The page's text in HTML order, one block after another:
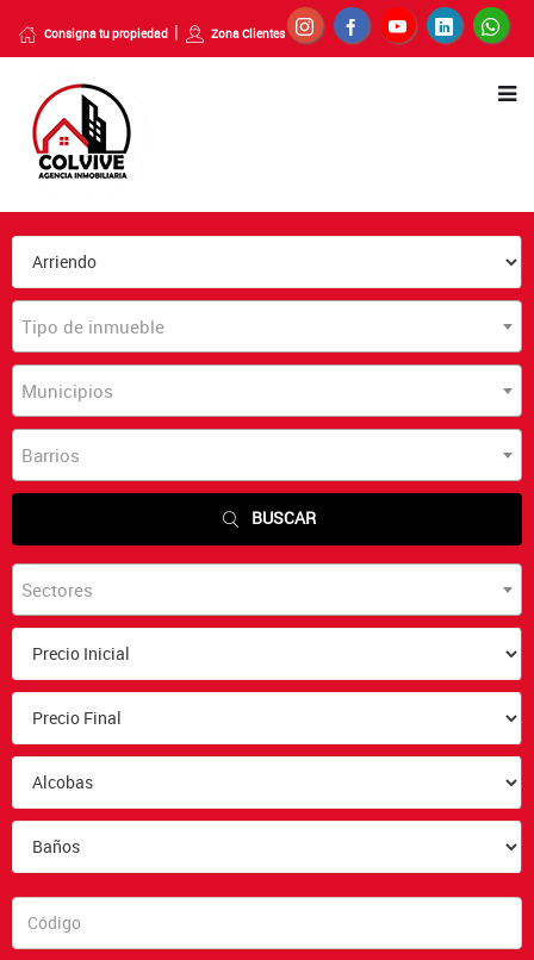
Consigna tu propiedad Zona Clientes
Tipo de inmueble
Municipios
Barrios
BUSCAR
Sectores